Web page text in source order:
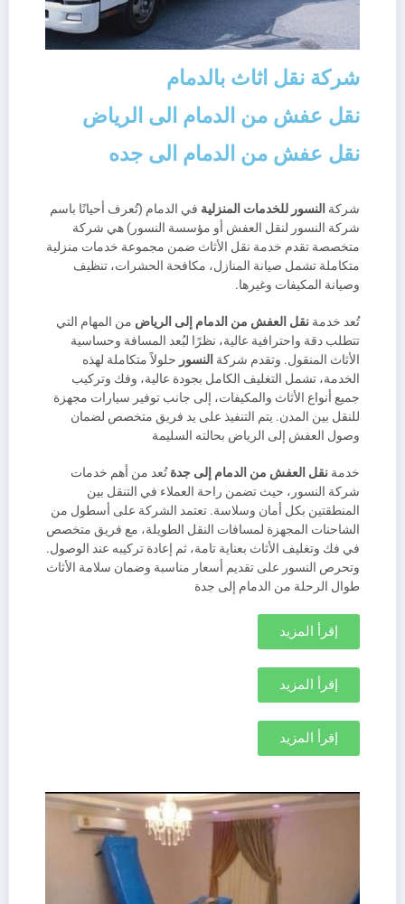
شركة نقل اثاث بالدمام
نقل عفش من الدمام الى الرياض
نقل عفش من الدمام الى جده
شركة النسور للخدمات المنزلية في الدمام (تُعرف أحيانًا باسم
شركة النسور لنقل العفش أو مؤسسة النسور) هي شركة
متخصصة تقدم خدمة نقل الأثاث ضمن مجموعة خدمات منزلية
متكاملة تشمل صيانة المنازل، مكافحة الحشرات، تنظيف
وصيانة المكيفات وغيرها.
تُعد خدمة نقل العفش من الدمام إلى الرياض من المهام التي
تتطلب دقة واحترافية عالية، نظرًا لبُعد المسافة وحساسية
الأثاث المنقول. وتقدم شركة النسور حلولاً متكاملة لهذه
الخدمة، تشمل التغليف الكامل بجودة عالية، وفك وتركيب
جميع أنواع الأثاث والمكيفات، إلى جانب توفير سيارات مجهزة
للنقل بين المدن. يتم التنفيذ على يد فريق متخصص لضمان
وصول العفش إلى الرياض بحالته السليمة
خدمة نقل العفش من الدمام إلى جدةتُعد من أهم خدمات
شركة النسور، حيث تضمن راحة العملاء في التنقل بين
المنطقتين بكل أمان وسلاسة. تعتمد الشركة على أسطول من
الشاحنات المجهزة لمسافات النقل الطويلة، مع فريق متخصص
في فك وتغليف الأثاث بعناية تامة، ثم إعادة تركيبه عند الوصول.
وتحرص النسور على تقديم أسعار مناسبة وضمان سلامة الأثاث
طوال الرحلة من الدمام إلى جدة
إقرأ المزيد
إقرأ المزيد
إقرأ المزيد